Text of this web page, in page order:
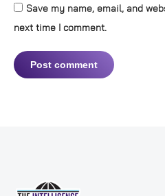
Save my name, email, and
next time I comment.
Post comment